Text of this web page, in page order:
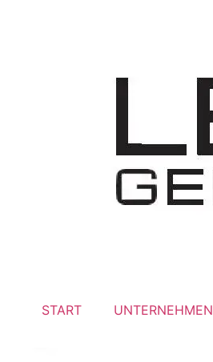
START UNTERNEHMEN